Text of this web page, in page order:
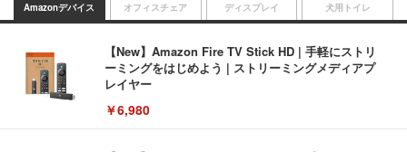
Amazonデバイス
【New】Amazon Fire TV Stick HD | 手軽にストリ
ーミングをはじめよう | ストリーミングメディアプ
レイヤー
￥6,980
オフィスチェア ディスプレイ 犬用トイレ